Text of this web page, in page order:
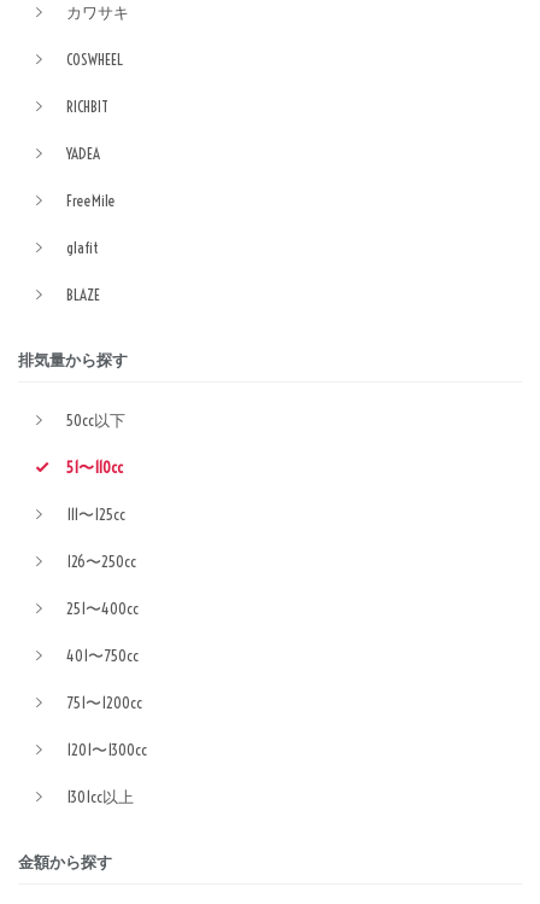
カワサキ
COSWHEEL
RICHBIT
YADEA
FreeMile
glafit
BLAZE
排気量から探す
50cc以下
51〜110cc
111〜125cc
126〜250cc
251〜400cc
401〜750cc
751〜1200cc
1201〜1300cc
1301cc以上
金額から探す